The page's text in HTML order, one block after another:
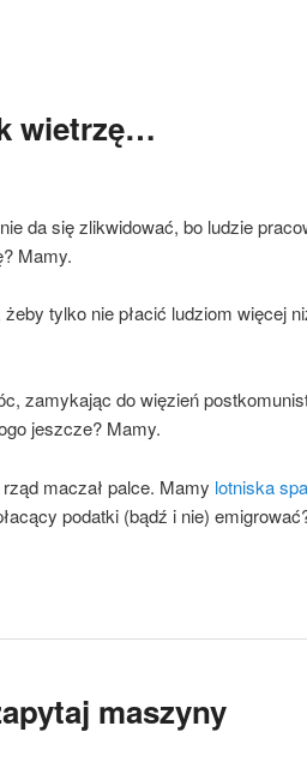
wietrzę…
da się zli­kwi­do­wać, bo ludzie
Mamy.
tyl­ko nie pła­cić ludziom wię­cej
zamy­ka­jąc do wię­zień
jesz­cze? Mamy.
maczał pal­ce. Mamy lot­ni­ska
podat­ki (bądź i nie)
maszyny